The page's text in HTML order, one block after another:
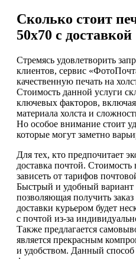
Сколько стоит
50х70 с доставкой
Стремясь удовлетворить
клиентов, сервис
качественную печать на
Стоимость данной услуги
ключевых факторов,
материала холста и
Но особое внимание стоит
которые могут заметно
Для тех, кто предпочитает
доставка почтой. Стоимость
зависеть от тарифов
Быстрый и удобный вариант
позволяющая получить
доставки курьером будет
с почтой из-за
Также предлагается
является прекрасным
и удобством. Данный способ